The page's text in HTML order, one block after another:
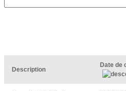
Description
Date de